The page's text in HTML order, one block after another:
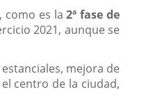
como es la2ª fase de
2021, aunque se
mejora de
centro de la ciudad,